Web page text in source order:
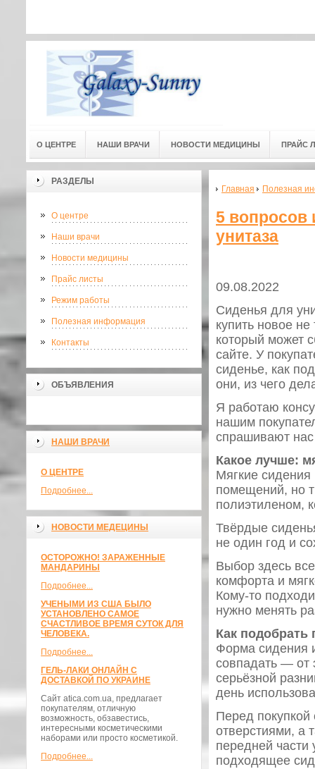
О ЦЕНТРЕ НАШИ ВРАЧИ НОВОСТИ МЕДИЦИНЫ ПРАЙС
РАЗДЕЛЫ
О центре
Наши врачи
Новости медицины
Прайс листы
Режим работы
Полезная информация
Контакты
ОБЪЯВЛЕНИЯ
НАШИ ВРАЧИ
О ЦЕНТРЕ
Подробнее...
НОВОСТИ МЕДЕЦИНЫ
ОСТОРОЖНО! ЗАРАЖЕННЫЕ
МАНДАРИНЫ
Подробнее...
УЧЕНЫМИ ИЗ США БЫЛО
УСТАНОВЛЕНО САМОЕ
СЧАСТЛИВОЕ ВРЕМЯ СУТОК ДЛЯ
ЧЕЛОВЕКА.
Подробнее...
ГЕЛЬ-ЛАКИ ОНЛАЙН С
ДОСТАВКОЙ ПО УКРАИНЕ
Сайт atica.com.ua, предлагает
покупателям, отличную
возможность, обзавестись,
интересными косметическими
наборами или просто косметикой.
Подробнее...
Главная Полезная
5 вопросов
унитаза
09.08.2022
Сиденья для
купить новое
который может
сайте. У
сиденье, как
они, из чего
Я работаю
нашим
спрашивают нас
Какое лучше:
Мягкие
помещений, но
полиэтиленом,
Твёрдые
не один год и
Выбор здесь
комфорта и
Кому-то
нужно менять
Как подобрать
Форма сидения
совпадать — от
серьёзной
день
Перед
отверстиями, а
передней части
подходящее